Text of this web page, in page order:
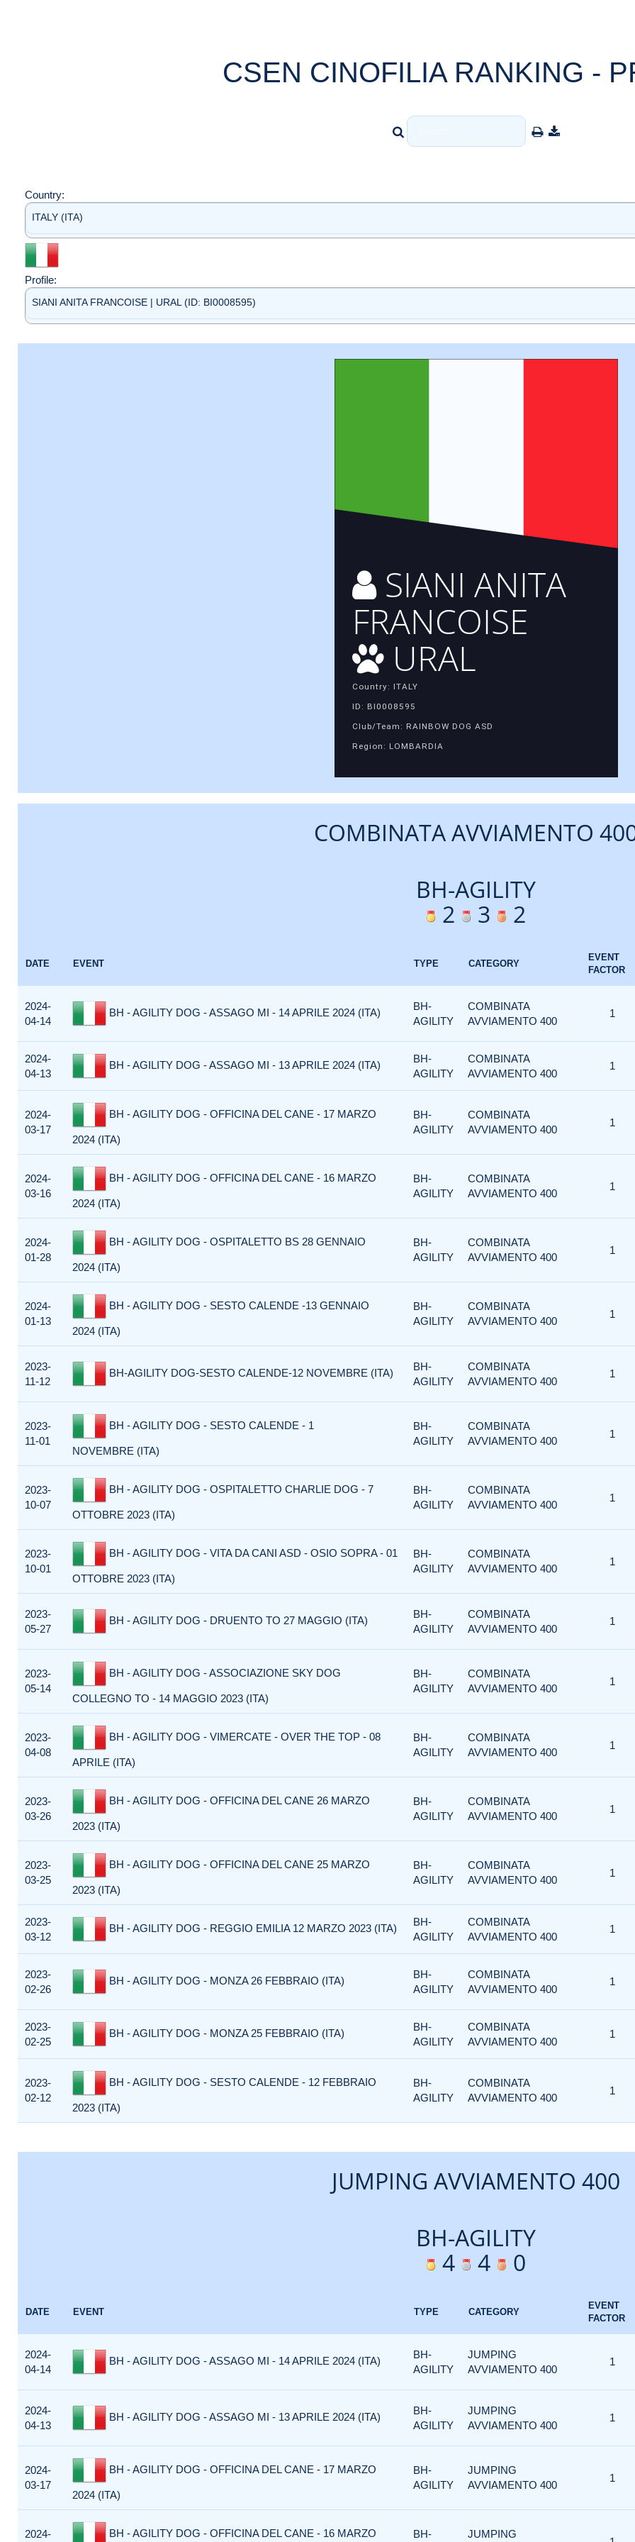
CSEN CINOFILIA RANKING -
Country:
ITALY (ITA)
Profile:
SIANI ANITA FRANCOISE | URAL (ID: BI0008595)
SIANI ANITA
FRANCOISE
URAL
Country: ITALY
ID: BI0008595
Club/Team: RAINBOW DOG ASD
Region: LOMBARDIA
COMBINATA AVVIAMENTO
BH-AGILITY
2
3 2
DATE EVENT TYPE CATEGORY
EVENT
FACTOR
2024-
04-14
BH - AGILITY DOG - ASSAGO MI - 14 APRILE 2024 (ITA)
BH-
AGILITY
COMBINATA
AVVIAMENTO 400
1
2024-
04-13
BH - AGILITY DOG - ASSAGO MI - 13 APRILE 2024 (ITA)
BH-
AGILITY
COMBINATA
AVVIAMENTO 400
1
2024-
03-17
BH - AGILITY DOG - OFFICINA DEL CANE - 17 MARZO
2024 (ITA)
BH-
AGILITY
COMBINATA
AVVIAMENTO 400
1
2024-
03-16
BH - AGILITY DOG - OFFICINA DEL CANE - 16 MARZO
2024 (ITA)
BH-
AGILITY
COMBINATA
AVVIAMENTO 400
1
2024-
01-28
BH - AGILITY DOG - OSPITALETTO BS 28 GENNAIO
2024 (ITA)
BH-
AGILITY
COMBINATA
AVVIAMENTO 400
1
2024-
01-13
BH - AGILITY DOG - SESTO CALENDE -13 GENNAIO
2024 (ITA)
BH-
AGILITY
COMBINATA
AVVIAMENTO 400
1
2023-
11-12
BH-AGILITY DOG-SESTO CALENDE-12 NOVEMBRE (ITA)
BH-
AGILITY
COMBINATA
AVVIAMENTO 400
1
2023-
11-01
BH - AGILITY DOG - SESTO CALENDE - 1
NOVEMBRE (ITA)
BH-
AGILITY
COMBINATA
AVVIAMENTO 400
1
2023-
10-07
BH - AGILITY DOG - OSPITALETTO CHARLIE DOG - 7
OTTOBRE 2023 (ITA)
BH-
AGILITY
COMBINATA
AVVIAMENTO 400
1
2023-
10-01
BH - AGILITY DOG - VITA DA CANI ASD - OSIO SOPRA - 01
OTTOBRE 2023 (ITA)
BH-
AGILITY
COMBINATA
AVVIAMENTO 400
1
2023-
05-27
BH - AGILITY DOG - DRUENTO TO 27 MAGGIO (ITA)
BH-
AGILITY
COMBINATA
AVVIAMENTO 400
1
2023-
05-14
BH - AGILITY DOG - ASSOCIAZIONE SKY DOG
COLLEGNO TO - 14 MAGGIO 2023 (ITA)
BH-
AGILITY
COMBINATA
AVVIAMENTO 400
1
2023-
04-08
BH - AGILITY DOG - VIMERCATE - OVER THE TOP - 08
APRILE (ITA)
BH-
AGILITY
COMBINATA
AVVIAMENTO 400
1
2023-
03-26
BH - AGILITY DOG - OFFICINA DEL CANE 26 MARZO
2023 (ITA)
BH-
AGILITY
COMBINATA
AVVIAMENTO 400
1
2023-
03-25
BH - AGILITY DOG - OFFICINA DEL CANE 25 MARZO
2023 (ITA)
BH-
AGILITY
COMBINATA
AVVIAMENTO 400
1
2023-
03-12
BH - AGILITY DOG - REGGIO EMILIA 12 MARZO 2023 (ITA)
BH-
AGILITY
COMBINATA
AVVIAMENTO 400
1
2023-
02-26
BH - AGILITY DOG - MONZA 26 FEBBRAIO (ITA)
BH-
AGILITY
COMBINATA
AVVIAMENTO 400
1
2023-
02-25
BH - AGILITY DOG - MONZA 25 FEBBRAIO (ITA)
BH-
AGILITY
COMBINATA
AVVIAMENTO 400
1
2023-
02-12
BH - AGILITY DOG - SESTO CALENDE - 12 FEBBRAIO
2023 (ITA)
BH-
AGILITY
COMBINATA
AVVIAMENTO 400
1
JUMPING AVVIAMENTO 400
BH-AGILITY
4
4 0
DATE EVENT TYPE CATEGORY
EVENT
FACTOR
2024-
04-14
BH - AGILITY DOG - ASSAGO MI - 14 APRILE 2024 (ITA)
BH-
AGILITY
JUMPING
AVVIAMENTO 400
1
2024-
04-13
BH - AGILITY DOG - ASSAGO MI - 13 APRILE 2024 (ITA)
BH-
AGILITY
JUMPING
AVVIAMENTO 400
1
2024-
03-17
BH - AGILITY DOG - OFFICINA DEL CANE - 17 MARZO
2024 (ITA)
BH-
AGILITY
JUMPING
AVVIAMENTO 400
1
2024- BH - AGILITY DOG - OFFICINA DEL CANE - 16 MARZO BH- JUMPING